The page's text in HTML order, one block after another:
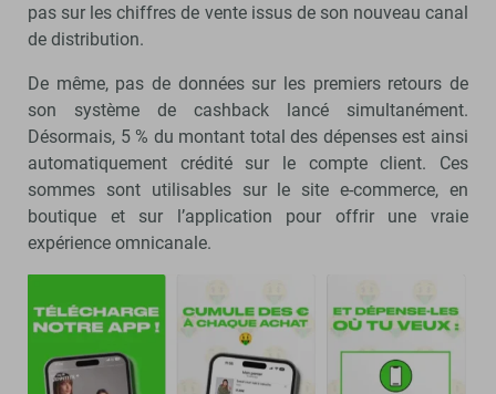
pas sur les chiffres de vente issus de son nouveau canal
de distribution.
De même, pas de données sur les premiers retours de
son système de cashback lancé simultanément.
Désormais, 5 % du montant total des dépenses est ainsi
automatiquement crédité sur le compte client. Ces
sommes sont utilisables sur le site e-commerce, en
boutique et sur l’application pour offrir une vraie
expérience omnicanale.